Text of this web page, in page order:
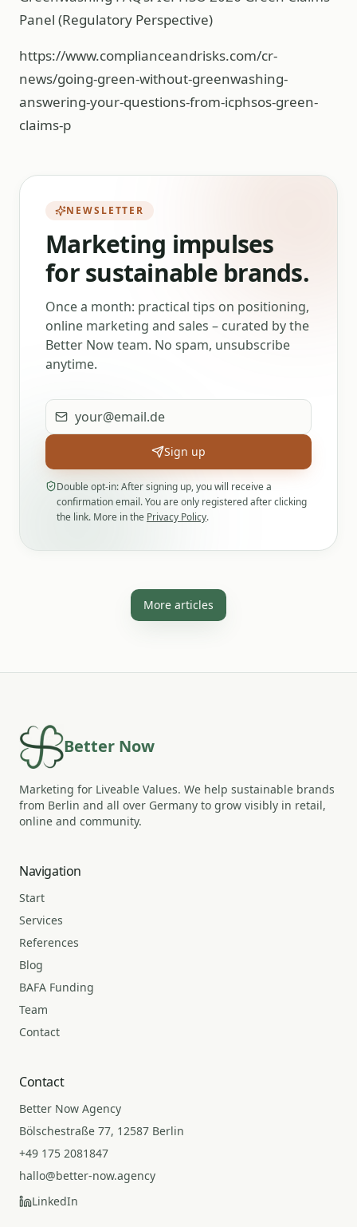
Panel (Regulatory Perspective)
https://www.complianceandrisks.com/cr-
news/going-green-without-greenwashing-
answering-your-questions-from-icphsos-green-
claims-p
NEWSLETTER
Marketing impulses
for sustainable brands.
Once a month: practical tips on positioning,
online marketing and sales – curated by the
Better Now team. No spam, unsubscribe
anytime.
Email address
Sign up
Double opt-in: After signing up, you will receive a
confirmation email. You are only registered after clicking
the link. More in the Privacy Policy.
More articles
Better Now
Marketing for Liveable Values. We help sustainable brands
from Berlin and all over Germany to grow visibly in retail,
online and community.
Navigation
Start
Services
References
Blog
BAFA Funding
Team
Contact
Contact
Better Now Agency
Bölschestraße 77, 12587 Berlin
+49 175 2081847
hallo@better-now.agency
LinkedIn